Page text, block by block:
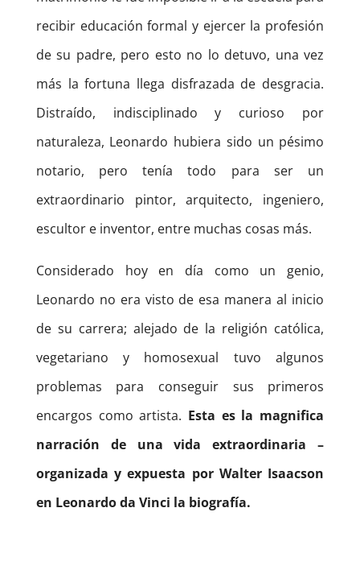
recibir educación formal y ejercer la profesión
de su padre, pero esto no lo detuvo, una vez
más la fortuna llega disfrazada de desgracia.
Distraído, indisciplinado y curioso por
naturaleza, Leonardo hubiera sido un pésimo
notario, pero tenía todo para ser un
extraordinario pintor, arquitecto, ingeniero,
escultor e inventor, entre muchas cosas más.
Considerado hoy en día como un genio,
Leonardo no era visto de esa manera al inicio
de su carrera; alejado de la religión católica,
vegetariano y homosexual tuvo algunos
problemas para conseguir sus primeros
encargos como artista. Esta es la magnifica
narración de una vida extraordinaria –
organizada y expuesta por Walter Isaacson
en Leonardo da Vinci la biografía.